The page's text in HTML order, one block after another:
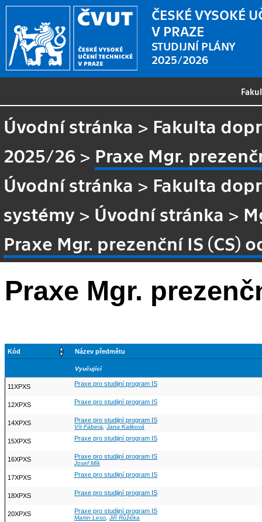
ČESKÉ VYSOKÉ
V PRAZE
STUDIJNÍ PLÁNY
2025/2026
Úvodní stránka > Fakulta
2025/26 > Praxe Mgr.
Úvodní stránka > Fakulta
systémy > Úvodní stránka >
Praxe Mgr. prezenční IS (CS)
Praxe Mgr.
Kód Název předmětu
Vyučující
11XPXS Praxe pro studijní program IS
12XPXS Praxe pro studijní program IS
14XPXS Praxe pro studijní program IS
Vít Fábera, Jana Kaliková
15XPXS Praxe pro studijní program IS
16XPXS Praxe pro studijní program IS
Josef Mík
17XPXS Praxe pro studijní program IS
18XPXS Praxe pro studijní program IS
20XPXS Praxe pro studijní program IS
Martin Leso, Jiří Růžička